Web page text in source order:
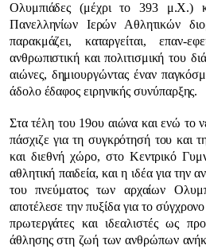
Ολυμπιάδες (μέχρι το 393 μ.Χ.)
Πανελληνίων Ιερών Αθλητικών
παρακμάζει, καταργείται, επαν-
ανθρωπιστική και πολιτισμική του
αιώνες, δημιουργώντας έναν
άδολο έδαφος ειρηνικής συνύπαρξης.
Στα τέλη του 19ου αιώνα και ενώ το
πάσχιζε για τη συγκρότησή του και
και διεθνή χώρο, στο Κεντρικό
αθλητική παιδεία, και η ιδέα για την
του πνεύματος των αρχαίων
αποτέλεσε την πυξίδα για το
πρωτεργάτες και ιδεαλιστές ως
άθλησης στη ζωή των ανθρώπων